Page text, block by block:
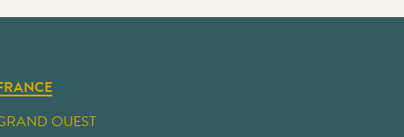
OUEST